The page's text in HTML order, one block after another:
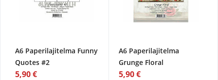
A6 Paperilajitelma Funny
Quotes #2
5,90 €
A6 Paperilajitelma
Grunge Floral
5,90 €